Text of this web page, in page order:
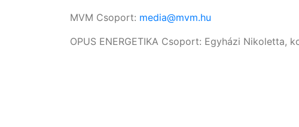
MVM Csoport: media@mvm.hu
OPUS ENERGETIKA Csoport: Egyházi